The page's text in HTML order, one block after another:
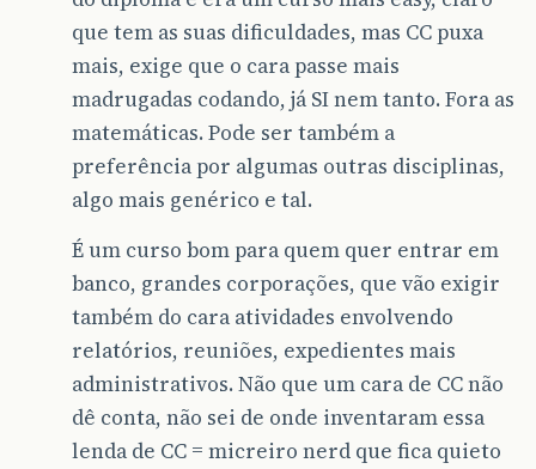
que tem as suas dificuldades, mas CC puxa
mais, exige que o cara passe mais
madrugadas codando, já SI nem tanto. Fora as
matemáticas. Pode ser também a
preferência por algumas outras disciplinas,
algo mais genérico e tal.
É um curso bom para quem quer entrar em
banco, grandes corporações, que vão exigir
também do cara atividades envolvendo
relatórios, reuniões, expedientes mais
administrativos. Não que um cara de CC não
dê conta, não sei de onde inventaram essa
lenda de CC = micreiro nerd que fica quieto